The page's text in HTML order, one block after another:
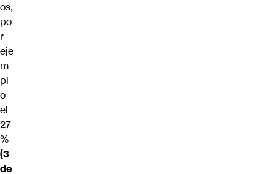
os,
po
r
eje
m
pl
o
el
27
%
(3
de